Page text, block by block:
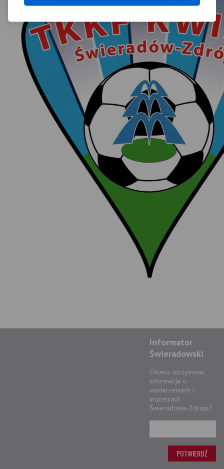
Informator
Świeradowski
Chcesz otrzymwać
informacje o
wydarzeniach i
imprezach
Świeradowa-Zdroju?